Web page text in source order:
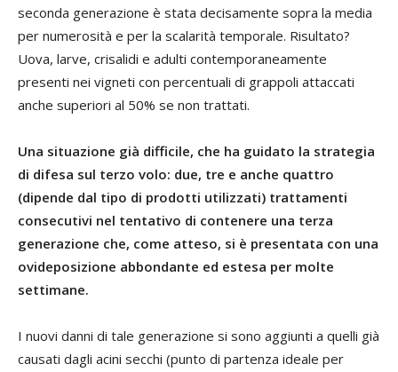
seconda generazione è stata decisamente sopra la media
per numerosità e per la scalarità temporale. Risultato?
Uova, larve, crisalidi e adulti contemporaneamente
presenti nei vigneti con percentuali di grappoli attaccati
anche superiori al 50% se non trattati.
Una situazione già difficile, che ha guidato la strategia
di difesa sul terzo volo: due, tre e anche quattro
(dipende dal tipo di prodotti utilizzati) trattamenti
consecutivi nel tentativo di contenere una terza
generazione che, come atteso, si è presentata con una
ovideposizione abbondante ed estesa per molte
settimane.
I nuovi danni di tale generazione si sono aggiunti a quelli già
causati dagli acini secchi (punto di partenza ideale per